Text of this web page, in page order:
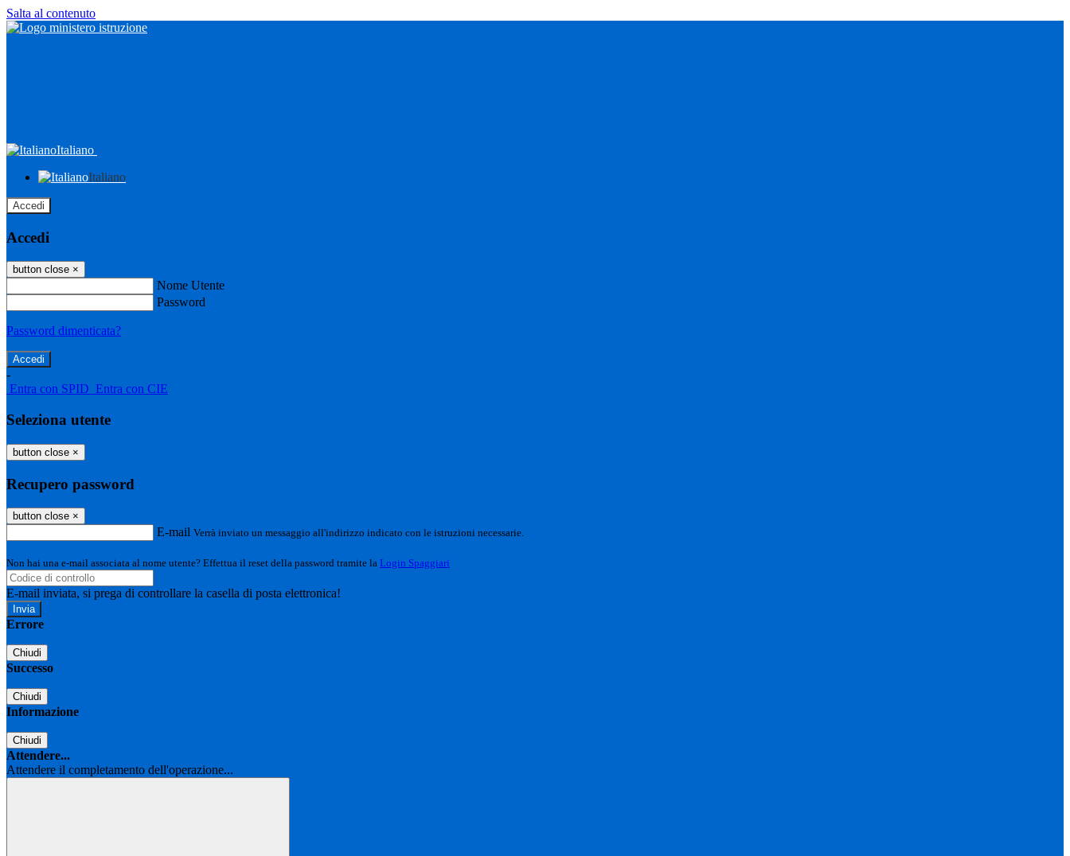
Salta al contenuto
Italiano
Italiano
Accedi
Accedi
button close ×
Nome Utente
Password
Password dimenticata?
-
Entra con SPID Entra con CIE
Seleziona utente
button close ×
Recupero password
button close ×
E-mail Verrà inviato un messaggio all'indirizzo indicato con le istruzioni necessarie.
Non hai una e-mail associata al nome utente? Effettua il reset della password tramite la Login Spaggiari
E-mail inviata, si prega di controllare la casella di posta elettronica!
Errore
Chiudi
Successo
Chiudi
Informazione
Chiudi
Attendere...
Attendere il completamento dell'operazione...